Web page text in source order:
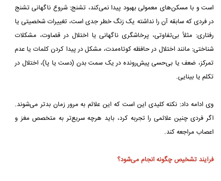
است و با مسکن‌های معمولی بهبود پیدا نمی‌کند، تشنج: شروع ناگهانی تشنج
در فردی که سابقه آن را نداشته یک زنگ خطر جدی است، تغییرات شخصیتی یا
رفتاری: مثلاً بی‌تفاوتی، پرخاشگری ناگهانی یا اختلال در قضاوت، مشکلات
شناختی: مانند اختلال در حافظه کوتاه‌مدت، مشکل در پیدا کردن کلمات یا عدم
تمرکز، ضعف یا بی‌حسی پیش‌رونده در یک سمت بدن (دست یا پا)، اختلال در
تکلم یا بینایی.
وی ادامه داد: نکته کلیدی این است که این علائم به مرور زمان بدتر می‌شوند.
اگر فردی چنین علائمی را تجربه کرد، باید هرچه سریع‌تر به متخصص مغز و
اعصاب مراجعه کند.
فرآیند تشخیص چگونه انجام می‌شود؟